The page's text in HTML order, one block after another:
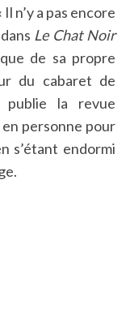
n’y a pas encore
Le Chat Noir
de sa propre
du cabaret de
la revue
personne pour
s’étant endormi